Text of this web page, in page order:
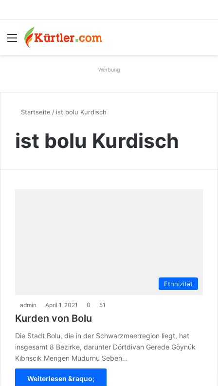
Menü
Werbung
Startseite / ist bolu Kurdisch
ist bolu Kurdisch
Ethnizität
admin April 1, 2021 0 51
Kurden von Bolu
Die Stadt Bolu, die in der Schwarzmeerregion liegt, hat
insgesamt 8 Bezirke, darunter Dörtdivan Gerede Göynük
Kıbrıscık Mengen Mudurnu Seben…
Weiterlesen &raquo;